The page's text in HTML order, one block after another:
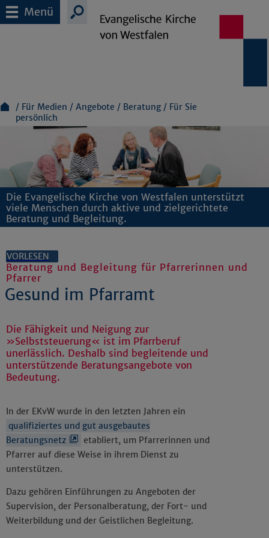
Menü
Für Medien Angebote Beratung
Für Sie
persönlich
Die Evangelische Kirche von Westfalen unterstützt
viele Menschen durch aktive und zielgerichtete
Beratung und Begleitung.
VORLESEN
Beratung und Begleitung für Pfarrerinnen und
Pfarrer
Gesund im Pfarramt
Die Fähigkeit und Neigung zur
»Selbststeuerung« ist im Pfarrberuf
unerlässlich. Deshalb sind begleitende und
unterstützende Beratungsangebote von
Bedeutung.
In der EKvW wurde in den letzten Jahren ein
qualifiziertes und gut ausgebautes
Beratungsnetz
etabliert, um Pfarrerinnen und
Pfarrer auf diese Weise in ihrem Dienst zu
unterstützen.
Dazu gehören Einführungen zu Angeboten der
Supervision, der Personalberatung, der Fort- und
Weiterbildung und der Geistlichen Begleitung.